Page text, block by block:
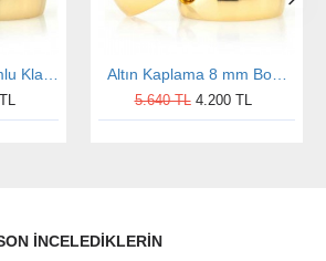
5.640 TL 4.200 TL
İNCELEDIKLERIN